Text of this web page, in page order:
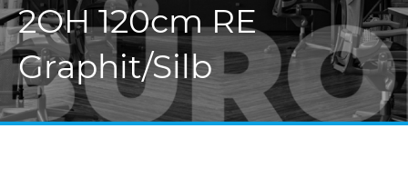
2OH 120cm RE
Graphit/Silb